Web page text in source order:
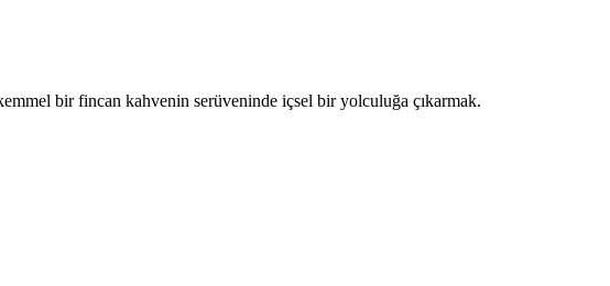
bir fincan kahvenin serüveninde içsel bir yolculuğa çıkarmak.